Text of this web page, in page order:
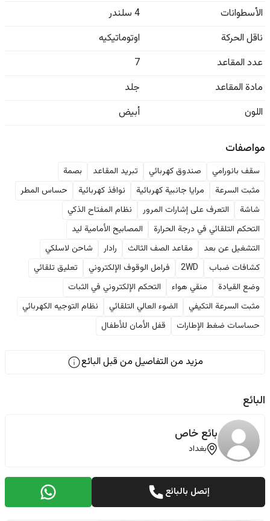
الأسطوانات
4 سلندر
ناقل الحركة
اوتوماتيكيه
عدد المقاعد
7
مادة المقاعد
جلد
اللون
أبيض
مواصفات
سقف بانورامي صندوق كهربائي تبريد المقاعد
بصمة
مثبت السرعة
مرايا جانبية كهربائية نوافذ كهربائية
حساس المطر
شاشة
التعرف على إشارات المرور
نظام المفتاح الذكي
التحكم التلقائي في درجة الحرارة
المصابيح الأمامية ليد
التشغيل عن بعد
مقاعد الصف الثالث رادار
شاحن لاسلكي
كشافات ضباب
2WD فرامل الوقوف الإلكتروني
تعليق تلقائي
وضع القيادة
منقي هواء
التحكم الإلكتروني في الثبات
مثبت السرعة التكيفي
الضوء العالي التلقائي
نظام التوجيه الكهربائي
حساسات ضغط الإطارات
قفل الأمان للأطفال
مزيد من التفاصيل من قبل البائع
البائع
بائع خاص
بغداد
إتصل بالبائع